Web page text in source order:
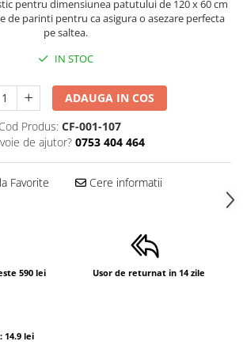
pentru dimensiunea patutului de 120 x 60 cm
de parinti pentru ca asigura o asezare perfecta
pe saltea.
IN STOC
ADAUGA IN COS
Cod Produs: CF-001-107
de ajutor? 0753 404 464
Favorite Cere informatii
590 lei Usor de returnat in 14 zile
14.9 lei